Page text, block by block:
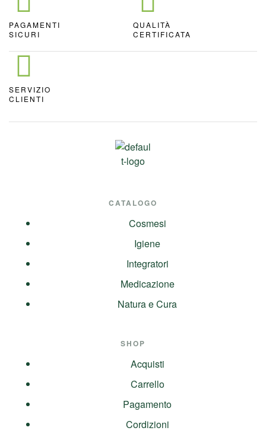
PAGAMENTI
SICURI
QUALITÀ
CERTIFICATA
SERVIZIO
CLIENTI
CATALOGO
Cosmesi
Igiene
Integratori
Medicazione
Natura e Cura
SHOP
Acquisti
Carrello
Pagamento
Cordizioni